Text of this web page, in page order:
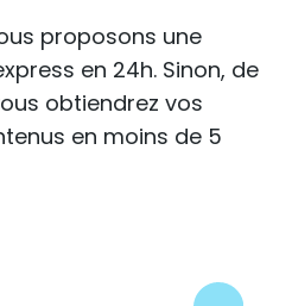
proposons une
en 24h. Sinon, de
obtiendrez vos
en moins de 5